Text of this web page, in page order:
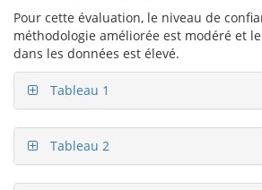
Pour cette évaluation, le niveau de
méthodologie améliorée est modéré et
dans les données est élevé.
Tableau 1
Tableau 2